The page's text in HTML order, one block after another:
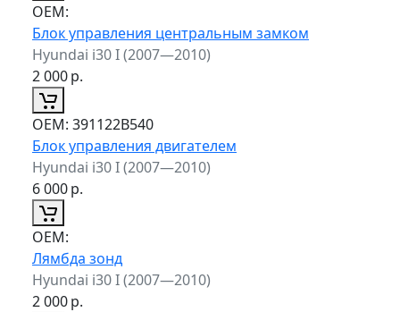
ОЕМ:
Блок управления центральным замком
Hyundai i30 I (2007—2010)
2 000р.
ОЕМ: 391122B540
Блок управления двигателем
Hyundai i30 I (2007—2010)
6 000р.
ОЕМ:
Лямбда зонд
Hyundai i30 I (2007—2010)
2 000р.